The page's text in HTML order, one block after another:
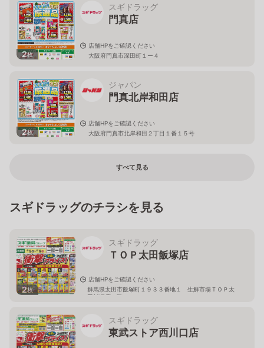
2枚
スギドラッグ
門真店
店舗HPをご確認ください
大阪府門真市深田町１ー４
2枚
ジャパン
門真北岸和田店
店舗HPをご確認ください
大阪府門真市北岸和田２丁目１番１５号
すべて見る
スギドラッグのチラシを見る
2枚
スギドラッグ
ＴＯＰ太田飯塚店
店舗HPをご確認ください
群馬県太田市飯塚町１９３３番地１ 生鮮市場ＴＯＰ太
田飯塚店１階
スギドラッグ
東武ストア西川口店